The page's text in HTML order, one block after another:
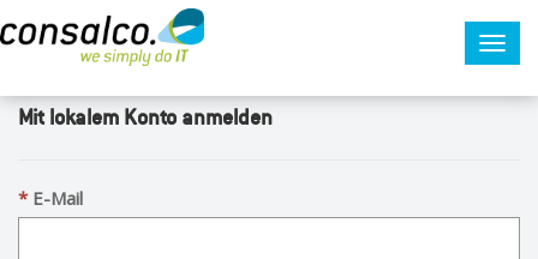
Anmelden Registrieren Einladung einlösen
Mit lokalem Konto anmelden
E-Mail